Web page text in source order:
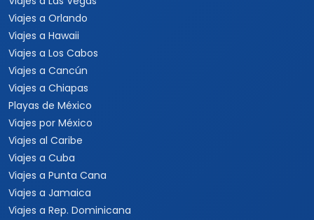
Viajes a Orlando
Viajes a Hawaii
Viajes a Los Cabos
Viajes a Cancún
Viajes a Chiapas
Playas de México
Viajes por México
Viajes al Caribe
Viajes a Cuba
Viajes a Punta Cana
Viajes a Jamaica
Viajes a Rep. Dominicana